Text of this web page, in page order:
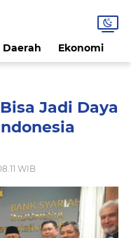
Daerah Ekonomi
Jadi Daya
WIB